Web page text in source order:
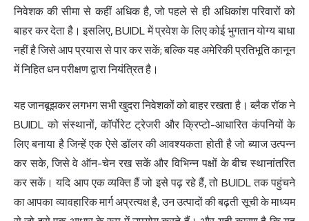
निवेशक की सीमा से कहीं अधिक है, जो पहले से ही अधिकांश परिवारों को
बाहर कर देता है। इसलिए, BUIDL में प्रवेश के लिए कोई भुगतान योग्य बाधा
नहीं है जिसे आप प्रयास से पार कर सकें; बल्कि यह अमेरिकी प्रतिभूति कानून
में निहित धन परीक्षण द्वारा नियंत्रित है।
यह जानबूझकर लगभग सभी खुदरा निवेशकों को बाहर रखता है। ब्लैक रॉक ने
BUIDL को संस्थानों, कॉर्पोरेट ट्रेजरी और क्रिप्टो-आधारित कंपनियों के
लिए बनाया है जिन्हें एक ऐसे डॉलर की आवश्यकता होती है जो ब्याज उत्पन्न
कर सके, जिसे वे ऑन-चेन रख सकें और विभिन्न पक्षों के बीच स्थानांतरित
कर सकें। यदि आप एक व्यक्ति हैं जो इसे पढ़ रहे हैं, तो BUIDL तक पहुंचने
का आपका व्यावहारिक मार्ग अप्रत्यक्ष है, उन उत्पादों की बढ़ती सूची के माध्यम